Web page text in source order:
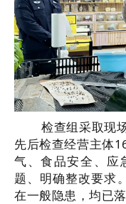
检查组采取现场
先后检查经营主体
气、食品安全、应
题、明确整改要求
在一般隐患，均已